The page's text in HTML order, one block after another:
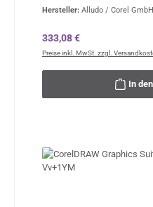
Hersteller: Alludo / Corel GmbH
Regulärer Preis:
333,08 €
Preise inkl. MwSt. zzgl.
In